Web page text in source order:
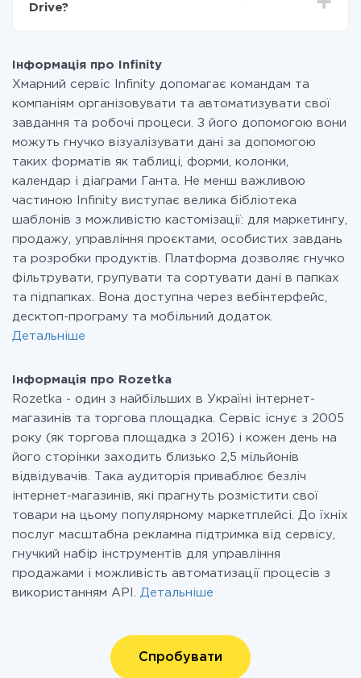
передаються з однієї вашої системи в іншу через
при необхідності. Детальніше про
Drive?
Інформація про Infinity
Хмарний сервіс Infinity допомагає командам та
компаніям організовувати та автоматизувати свої
завдання та робочі процеси. З його допомогою вони
можуть гнучко візуалізувати дані за допомогою
таких форматів як таблиці, форми, колонки,
календар і діаграми Ганта. Не менш важливою
частиною Infinity виступає велика бібліотека
шаблонів з можливістю кастомізації: для маркетингу,
продажу, управління проєктами, особистих завдань
та розробки продуктів. Платформа дозволяє гнучко
фільтрувати, групувати та сортувати дані в папках
та підпапках. Вона доступна через вебінтерфейс,
десктоп-програму та мобільний додаток.
Детальніше
Інформація про Rozetka
Rozetka - один з найбільших в Україні інтернет-
магазинів та торгова площадка. Сервіс існує з 2005
року (як торгова площадка з 2016) і кожен день на
його сторінки заходить близько 2,5 мільйонів
відвідувачів. Така аудиторія приваблює безліч
інтернет-магазинів, які прагнуть розмістити свої
товари на цьому популярному маркетплейсі. До їхніх
послуг масштабна рекламна підтримка від сервісу,
гнучкий набір інструментів для управління
продажами і можливість автоматизації процесів з
використанням API. Детальніше
Спробувати